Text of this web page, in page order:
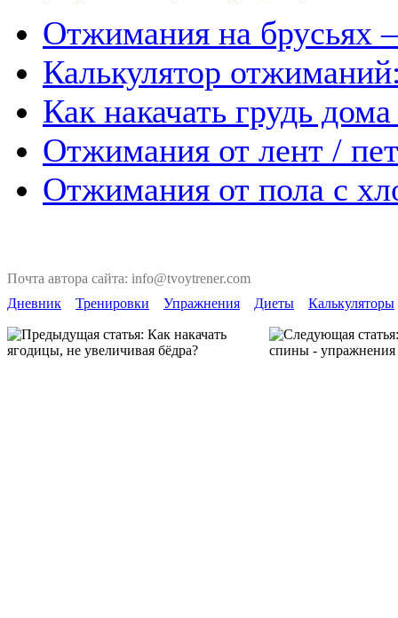
Отжимания на брусьях
Калькулятор
Как накачать грудь
Отжимания от лент /
Отжимания от пола с
Почта автора сайта: info@tvoytrener.com
Дневник
Тренировки Упражнения Диеты Калькуляторы